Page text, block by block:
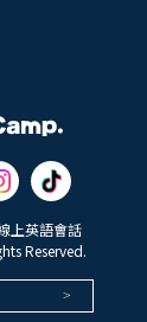
上英語會話
Reserved.